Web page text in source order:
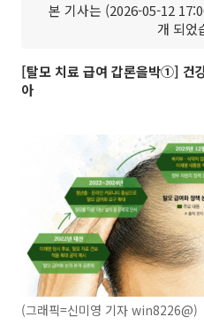
본 기사는 (2026-05-12
개 되었
[탈모 치료 급여 갑론을박①] 건
아
(그래픽=신미영 기자 win8226@)